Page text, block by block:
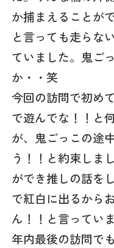
か捕まえることが
と言っても走らな
ていました。鬼ご
か・・笑
今回の訪問で初め
で遊んでな！！と
が、鬼ごっこの途
う！！と約束しま
ができ推しの話を
で紅白に出るから
ん！！と言ってい
年内最後の訪問で